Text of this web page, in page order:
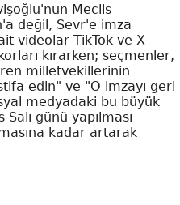
Meclis
değil, Sevr'e imza
videolar TikTok ve X
kırarken; seçmenler,
milletvekillerinin
edin" ve "O imzayı geri
medyadaki bu büyük
günü yapılması
kadar artarak